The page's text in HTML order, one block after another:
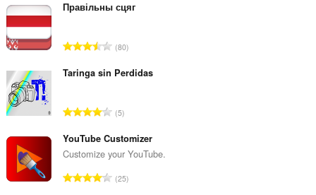
Правільны сцяг
評
の
：
80
Taringa sin Perdidas
評
の
総
：
5
YouTube Customizer
Customize your YouTube.
評25